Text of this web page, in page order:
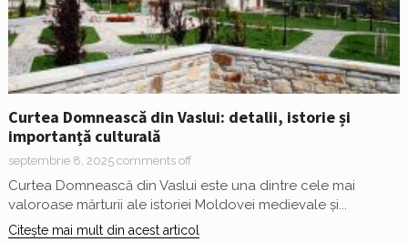
Curtea Domnească din Vaslui: detalii, istorie și
importanță culturală
septembrie 8, 2025 comments off
Curtea Domnească din Vaslui este una dintre cele mai
valoroase mărturii ale istoriei Moldovei medievale și...
Citește mai mult din acest articol